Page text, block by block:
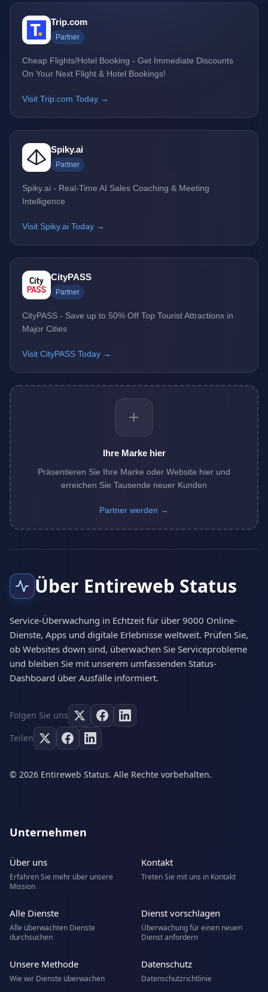
Trip.com
Partner
Cheap Flights/Hotel Booking - Get Immediate Discounts
On Your Next Flight & Hotel Bookings!
Visit Trip.com Today →
Spiky.ai
Partner
Spiky.ai - Real-Time AI Sales Coaching & Meeting
Intelligence
Visit Spiky.ai Today →
CityPASS
Partner
CityPASS - Save up to 50% Off Top Tourist Attractions in
Major Cities
Visit CityPASS Today →
+
Ihre Marke hier
Präsentieren Sie Ihre Marke oder Website hier und
erreichen Sie Tausende neuer Kunden
Partner werden →
Über Entireweb Status
Service-Überwachung in Echtzeit für über 9000 Online-
Dienste, Apps und digitale Erlebnisse weltweit. Prüfen Sie,
ob Websites down sind, überwachen Sie Serviceprobleme
und bleiben Sie mit unserem umfassenden Status-
Dashboard über Ausfälle informiert.
Folgen Sie uns
Teilen
© 2026 Entireweb Status. Alle Rechte vorbehalten.
Unternehmen
Über uns
Erfahren Sie mehr über unsere
Mission
Kontakt
Treten Sie mit uns in Kontakt
Alle Dienste
Alle überwachten Dienste
durchsuchen
Dienst vorschlagen
Überwachung für einen neuen
Dienst anfordern
Unsere Methode
Wie wir Dienste überwachen
Datenschutz
Datenschutzrichtlinie